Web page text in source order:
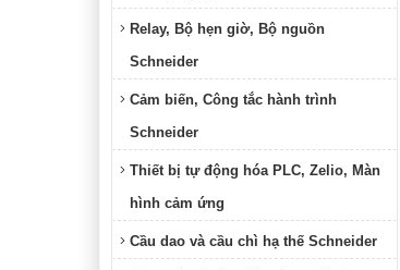
Relay, Bộ hẹn giờ, Bộ nguồn
Schneider
Cảm biến, Công tắc hành trình
Schneider
Thiết bị tự động hóa PLC, Zelio, Màn
hình cảm ứng
Cầu dao và cầu chì hạ thế Schneider